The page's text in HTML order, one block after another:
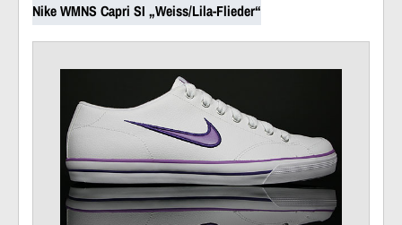
Nike WMNS Capri SI „Weiss/Lila-Flieder“